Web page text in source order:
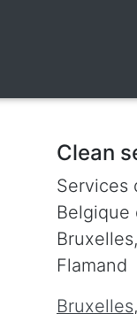
Clean
Services
Belgique
Flamand
Bruxelles,